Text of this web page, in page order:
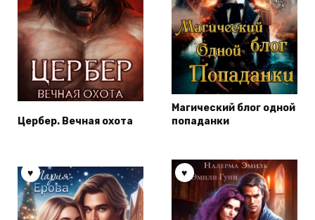
Цербер. Вечная охота
Магический блог одной
попаданки